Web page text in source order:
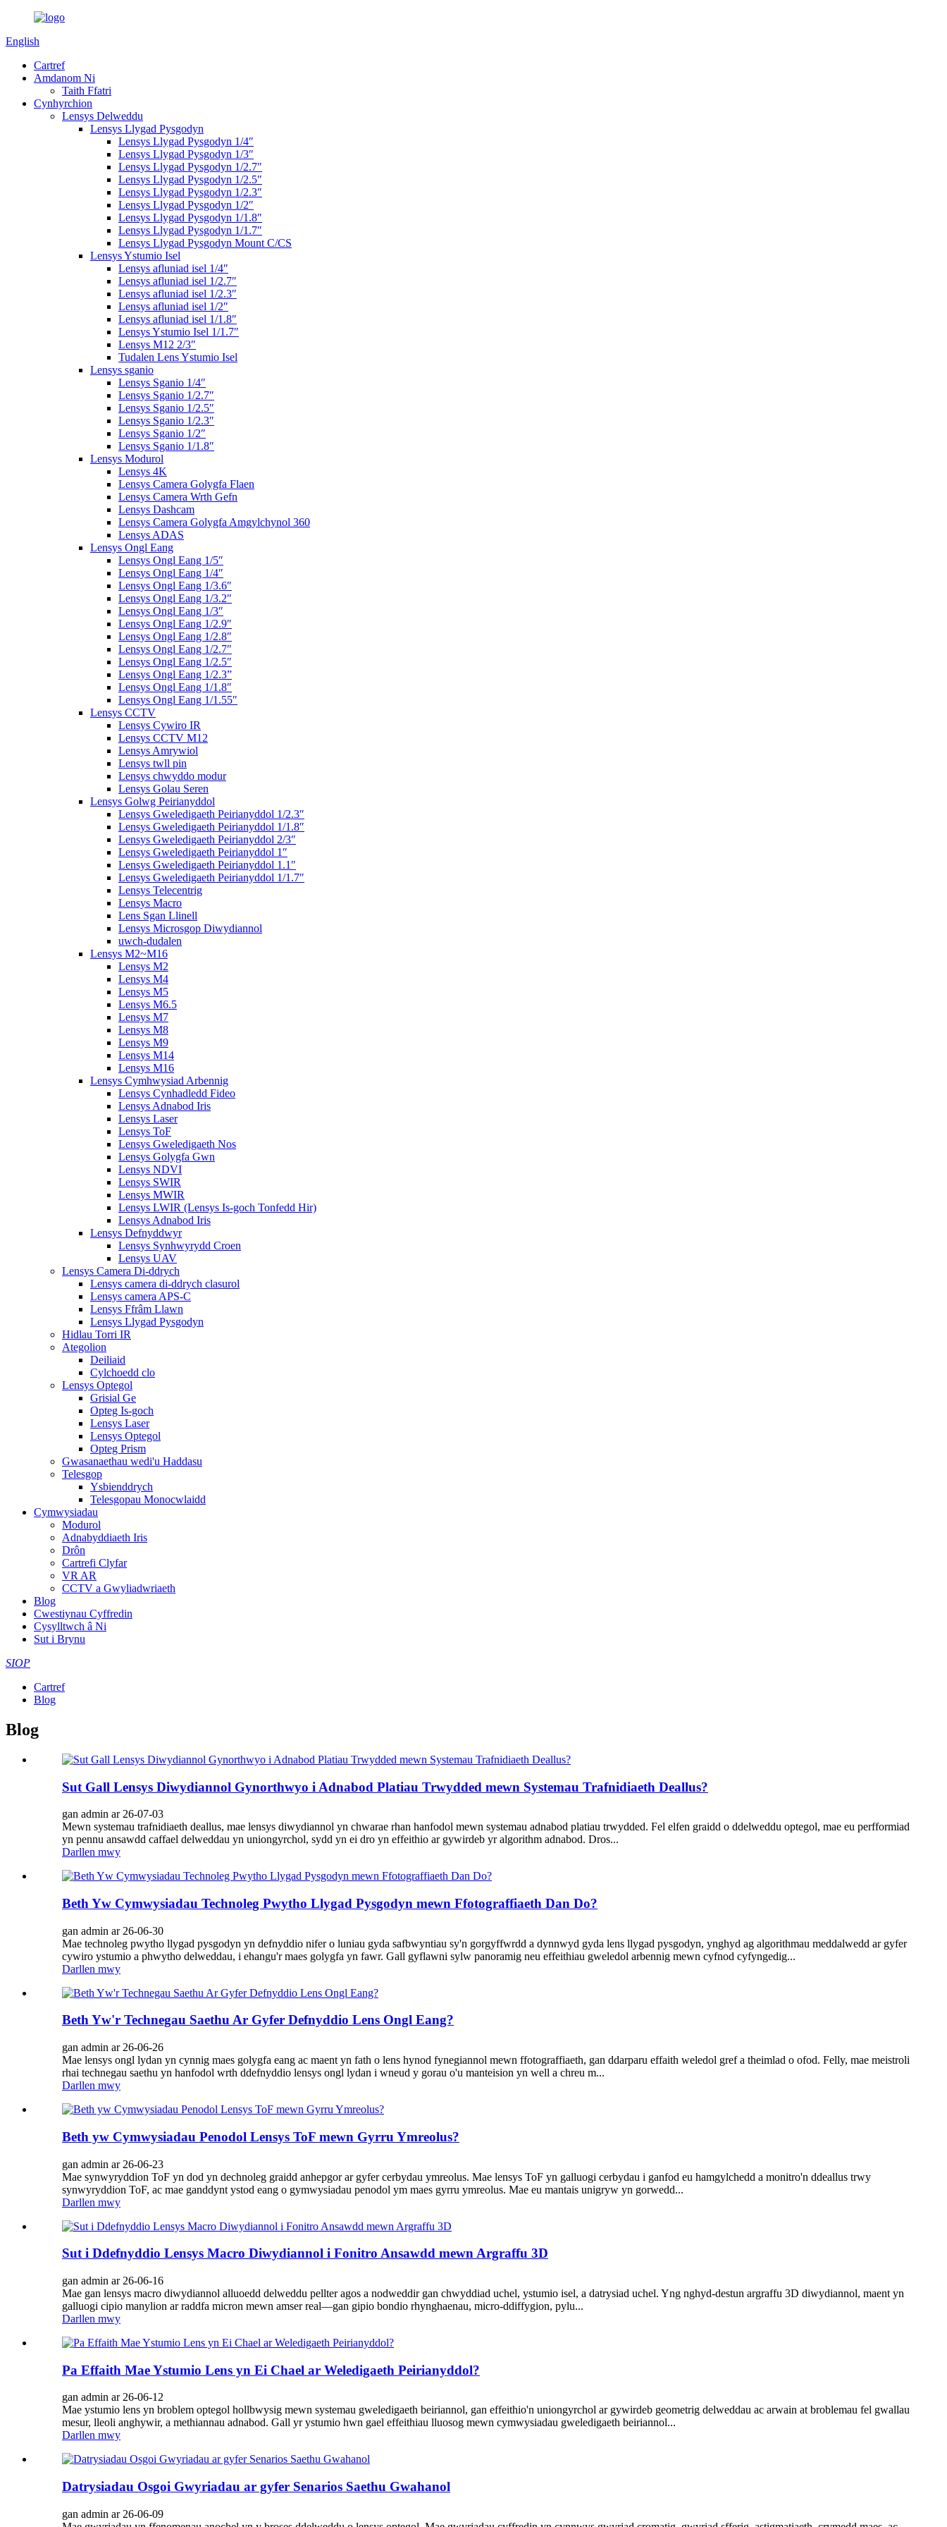
English
Cartref
Amdanom Ni
Taith Ffatri
Cynhyrchion
Lensys Delweddu
Lensys Llygad Pysgodyn
Lensys Llygad Pysgodyn 1/4″
Lensys Llygad Pysgodyn 1/3″
Lensys Llygad Pysgodyn 1/2.7″
Lensys Llygad Pysgodyn 1/2.5″
Lensys Llygad Pysgodyn 1/2.3″
Lensys Llygad Pysgodyn 1/2″
Lensys Llygad Pysgodyn 1/1.8″
Lensys Llygad Pysgodyn 1/1.7″
Lensys Llygad Pysgodyn Mount C/CS
Lensys Ystumio Isel
Lensys afluniad isel 1/4″
Lensys afluniad isel 1/2.7″
Lensys afluniad isel 1/2.3″
Lensys afluniad isel 1/2″
Lensys afluniad isel 1/1.8″
Lensys Ystumio Isel 1/1.7″
Lensys M12 2/3″
Tudalen Lens Ystumio Isel
Lensys sganio
Lensys Sganio 1/4″
Lensys Sganio 1/2.7″
Lensys Sganio 1/2.5″
Lensys Sganio 1/2.3″
Lensys Sganio 1/2″
Lensys Sganio 1/1.8″
Lensys Modurol
Lensys 4K
Lensys Camera Golygfa Flaen
Lensys Camera Wrth Gefn
Lensys Dashcam
Lensys Camera Golygfa Amgylchynol 360
Lensys ADAS
Lensys Ongl Eang
Lensys Ongl Eang 1/5″
Lensys Ongl Eang 1/4″
Lensys Ongl Eang 1/3.6″
Lensys Ongl Eang 1/3.2″
Lensys Ongl Eang 1/3″
Lensys Ongl Eang 1/2.9″
Lensys Ongl Eang 1/2.8″
Lensys Ongl Eang 1/2.7″
Lensys Ongl Eang 1/2.5″
Lensys Ongl Eang 1/2.3”
Lensys Ongl Eang 1/1.8″
Lensys Ongl Eang 1/1.55″
Lensys CCTV
Lensys Cywiro IR
Lensys CCTV M12
Lensys Amrywiol
Lensys twll pin
Lensys chwyddo modur
Lensys Golau Seren
Lensys Golwg Peirianyddol
Lensys Gweledigaeth Peirianyddol 1/2.3″
Lensys Gweledigaeth Peirianyddol 1/1.8″
Lensys Gweledigaeth Peirianyddol 2/3″
Lensys Gweledigaeth Peirianyddol 1″
Lensys Gweledigaeth Peirianyddol 1.1″
Lensys Gweledigaeth Peirianyddol 1/1.7″
Lensys Telecentrig
Lensys Macro
Lens Sgan Llinell
Lensys Microsgop Diwydiannol
uwch-dudalen
Lensys M2~M16
Lensys M2
Lensys M4
Lensys M5
Lensys M6.5
Lensys M7
Lensys M8
Lensys M9
Lensys M14
Lensys M16
Lensys Cymhwysiad Arbennig
Lensys Cynhadledd Fideo
Lensys Adnabod Iris
Lensys Laser
Lensys ToF
Lensys Gweledigaeth Nos
Lensys Golygfa Gwn
Lensys NDVI
Lensys SWIR
Lensys MWIR
Lensys LWIR (Lensys Is-goch Tonfedd Hir)
Lensys Adnabod Iris
Lensys Defnyddwyr
Lensys Synhwyrydd Croen
Lensys UAV
Lensys Camera Di-ddrych
Lensys camera di-ddrych clasurol
Lensys camera APS-C
Lensys Ffrâm Llawn
Lensys Llygad Pysgodyn
Hidlau Torri IR
Ategolion
Deiliaid
Cylchoedd clo
Lensys Optegol
Grisial Ge
Opteg Is-goch
Lensys Laser
Lensys Optegol
Opteg Prism
Gwasanaethau wedi'u Haddasu
Telesgop
Ysbienddrych
Telesgopau Monocwlaidd
Cymwysiadau
Modurol
Adnabyddiaeth Iris
Drôn
Cartrefi Clyfar
VR AR
CCTV a Gwyliadwriaeth
Blog
Cwestiynau Cyffredin
Cysylltwch â Ni
Sut i Brynu
SIOP
Cartref
Blog
Blog
Sut Gall Lensys Diwydiannol Gynorthwyo i Adnabod Platiau Trwydded mewn Systemau Trafnidiaeth Deallus?
gan admin ar 26-07-03
Mewn systemau trafnidiaeth deallus, mae lensys diwydiannol yn chwarae rhan hanfodol mewn systemau adnabod platiau trwydded. Fel elfen graidd o ddelweddu optegol, mae eu perfformiad
yn pennu ansawdd caffael delweddau yn uniongyrchol, sydd yn ei dro yn effeithio ar gywirdeb yr algorithm adnabod. Dros...
Darllen mwy
Beth Yw Cymwysiadau Technoleg Pwytho Llygad Pysgodyn mewn Ffotograffiaeth Dan Do?
gan admin ar 26-06-30
Mae technoleg pwytho llygad pysgodyn yn defnyddio nifer o luniau gyda safbwyntiau sy'n gorgyffwrdd a dynnwyd gyda lens llygad pysgodyn, ynghyd ag algorithmau meddalwedd ar gyfer
cywiro ystumio a phwytho delweddau, i ehangu'r maes golygfa yn fawr. Gall gyflawni sylw panoramig neu effeithiau gweledol arbennig mewn cyfnod cyfyngedig...
Darllen mwy
Beth Yw'r Technegau Saethu Ar Gyfer Defnyddio Lens Ongl Eang?
gan admin ar 26-06-26
Mae lensys ongl lydan yn cynnig maes golygfa eang ac maent yn fath o lens hynod fynegiannol mewn ffotograffiaeth, gan ddarparu effaith weledol gref a theimlad o ofod. Felly, mae meistroli
rhai technegau saethu yn hanfodol wrth ddefnyddio lensys ongl lydan i wneud y gorau o'u manteision yn well a chreu m...
Darllen mwy
Beth yw Cymwysiadau Penodol Lensys ToF mewn Gyrru Ymreolus?
gan admin ar 26-06-23
Mae synwyryddion ToF yn dod yn dechnoleg graidd anhepgor ar gyfer cerbydau ymreolus. Mae lensys ToF yn galluogi cerbydau i ganfod eu hamgylchedd a monitro'n ddeallus trwy
synwyryddion ToF, ac mae ganddynt ystod eang o gymwysiadau penodol ym maes gyrru ymreolus. Mae eu mantais unigryw yn gorwedd...
Darllen mwy
Sut i Ddefnyddio Lensys Macro Diwydiannol i Fonitro Ansawdd mewn Argraffu 3D
gan admin ar 26-06-16
Mae gan lensys macro diwydiannol alluoedd delweddu pellter agos a nodweddir gan chwyddiad uchel, ystumio isel, a datrysiad uchel. Yng nghyd-destun argraffu 3D diwydiannol, maent yn
galluogi cipio manylion ar raddfa micron mewn amser real—gan gipio bondio rhynghaenau, micro-ddiffygion, pylu...
Darllen mwy
Pa Effaith Mae Ystumio Lens yn Ei Chael ar Weledigaeth Peirianyddol?
gan admin ar 26-06-12
Mae ystumio lens yn broblem optegol hollbwysig mewn systemau gweledigaeth beiriannol, gan effeithio'n uniongyrchol ar gywirdeb geometrig delweddau ac arwain at broblemau fel gwallau
mesur, lleoli anghywir, a methiannau adnabod. Gall yr ystumio hwn gael effeithiau lluosog mewn cymwysiadau gweledigaeth beiriannol...
Darllen mwy
Datrysiadau Osgoi Gwyriadau ar gyfer Senarios Saethu Gwahanol
gan admin ar 26-06-09